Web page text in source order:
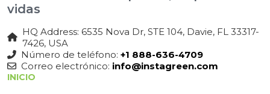
vidas
HQ Address: 6535 Nova Dr, STE 104, Davie, FL 33317-
7426, USA
Número de teléfono: +1 888-636-4709
Correo electrónico: info@instagreen.com
INICIO